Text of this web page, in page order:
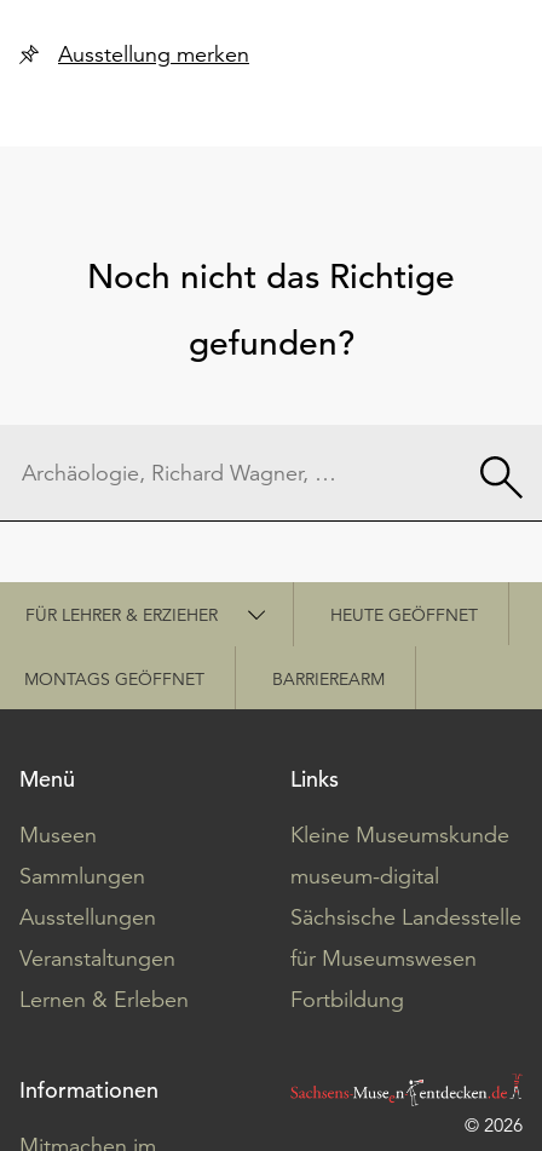
Ausstellung merken
Noch nicht das Richtige
gefunden?
Schnellzugriff
FÜR LEHRER & ERZIEHER HEUTE GEÖFFNET
MONTAGS GEÖFFNET BARRIEREARM
Menü
Museen
Sammlungen
Ausstellungen
Veranstaltungen
Lernen & Erleben
Links
Kleine Museumskunde
museum-digital
Sächsische Landesstelle
für Museumswesen
Fortbildung
Informationen
Mitmachen im
© 2026